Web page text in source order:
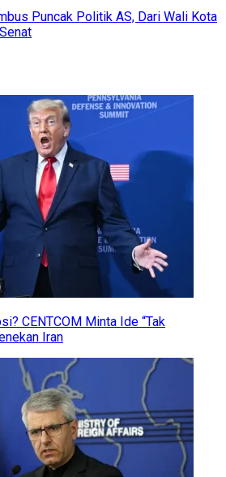
Puncak Politik AS, Dari Wali Kota
CENTCOM Minta Ide “Tak
Iran